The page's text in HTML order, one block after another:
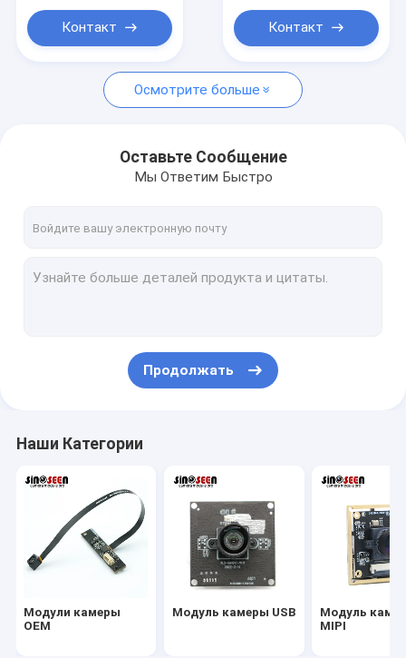
контактные данные
Все случаи
Глобальный модуль камеры шторки
Двойной модуль камеры объектива
Модуль камеры распознавания лиц
модуль веб-камеры ноутбука
Модуль камеры 1MP
Контакт Контакт
Осмотрите больше
Оставьте Сообщение
Мы Ответим Быстро
Продолжать
Наши Категории
Модули камеры
OEM
Модуль камеры USB
Модуль
MIPI